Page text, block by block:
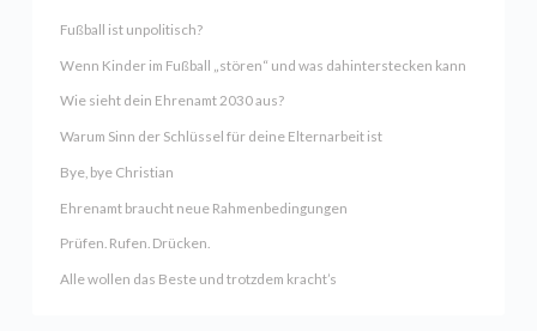
Fußball ist unpolitisch?
Wenn Kinder im Fußball „stören“ und was dahinterstecken kann
Wie sieht dein Ehrenamt 2030 aus?
Warum Sinn der Schlüssel für deine Elternarbeit ist
Bye, bye Christian
Ehrenamt braucht neue Rahmenbedingungen
Prüfen. Rufen. Drücken.
Alle wollen das Beste und trotzdem kracht’s